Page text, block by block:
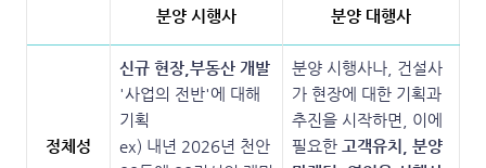
분양 시행사 분양 대행사
정체성
신규 현장,부동산 개발
'사업의 전반'에 대해
기획
ex) 내년 2026년 천안
분양 시행사나, 건설사
가 현장에 대한 기획과
추진을 시작하면, 이에
필요한 고객유치, 분양